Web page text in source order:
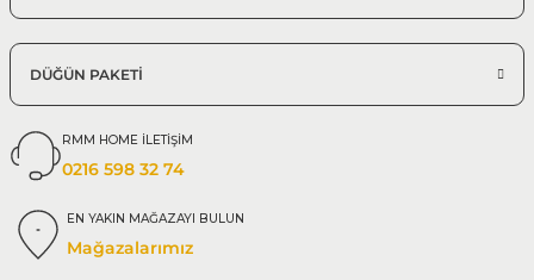
DÜĞÜN PAKETİ
RMM HOME İLETİŞİM
0216 598 32 74
EN YAKIN MAĞAZAYI BULUN
Mağazalarımız